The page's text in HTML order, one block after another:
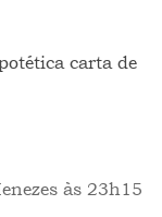
carta de
às 23h15